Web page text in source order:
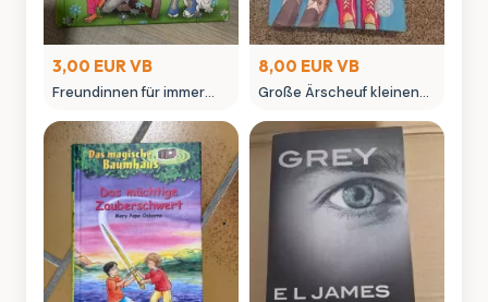
3,00 EUR VB
Freundinnen für immer
8,00 EUR VB
Große Ärscheuf kleinen
Benni-Mama